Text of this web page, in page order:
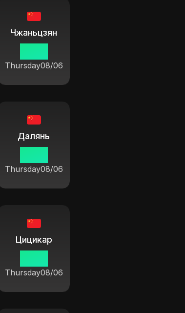
Чжаньцзян
Thursday08/06
Далянь
Thursday08/06
Цицикар
Thursday08/06